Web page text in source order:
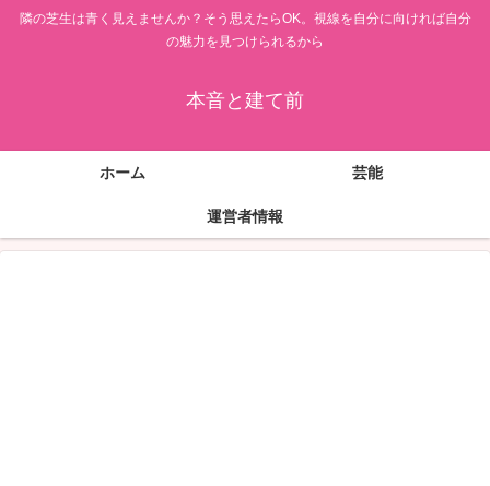
隣の芝生は青く見えませんか？そう思えたらOK。視線を自分に向ければ自分
の魅力を見つけられるから
本音と建て前
ホーム 芸能
運営者情報